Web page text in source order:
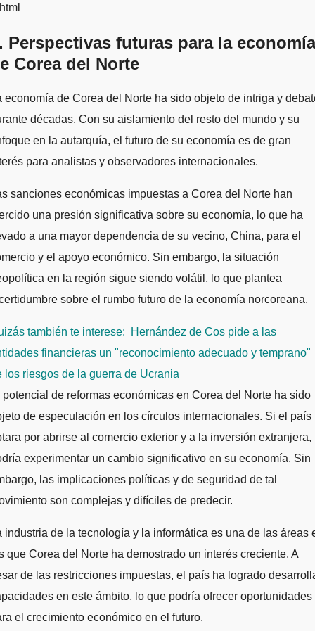
Perspectivas futuras para la economía
Corea del Norte
economía de Corea del Norte ha sido objeto de intriga y
décadas. Con su aislamiento del resto del mundo y su
en la autarquía, el futuro de su economía es de gran
para analistas y observadores internacionales.
sanciones económicas impuestas a Corea del Norte han
una presión significativa sobre su economía, lo que ha
a una mayor dependencia de su vecino, China, para el
y el apoyo económico. Sin embargo, la situación
en la región sigue siendo volátil, lo que plantea
sobre el rumbo futuro de la economía norcoreana.
también te interese:
Hernández de Cos pide a las
financieras un "reconocimiento adecuado y temprano"
los riesgos de la guerra de Ucrania
potencial de reformas económicas en Corea del Norte ha sido
de especulación en los círculos internacionales. Si el país
por abrirse al comercio exterior y a la inversión extranjera,
experimentar un cambio significativo en su economía. Sin
las implicaciones políticas y de seguridad de tal
son complejas y difíciles de predecir.
industria de la tecnología y la informática es una de las áreas
que Corea del Norte ha demostrado un interés creciente. A
de las restricciones impuestas, el país ha logrado
en este ámbito, lo que podría ofrecer oportunidades
el crecimiento económico en el futuro.